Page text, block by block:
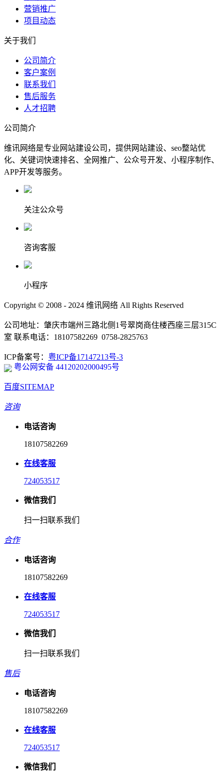
营销推广
项目动态
关于我们
公司简介
客户案例
联系我们
售后服务
人才招聘
公司简介
维讯网络是专业网站建设公司，提供网站建设、seo整站优
化、关键词快速排名、全网推广、公众号开发、小程序制作、
APP开发等服务。
关注公众号
咨询客服
小程序
Copyright © 2008 - 2024 维讯网络 All Rights Reserved
公司地址：肇庆市端州三路北侧1号翠岗商住楼西座三层315C
室 联系电话：18107582269 0758-2825763
ICP备案号： 粤ICP备17147213号-3
粤公网安备 44120202000495号
百度SITEMAP
咨询
电话咨询
18107582269
在线客服
724053517
微信我们
扫一扫联系我们
合作
电话咨询
18107582269
在线客服
724053517
微信我们
扫一扫联系我们
售后
电话咨询
18107582269
在线客服
724053517
微信我们